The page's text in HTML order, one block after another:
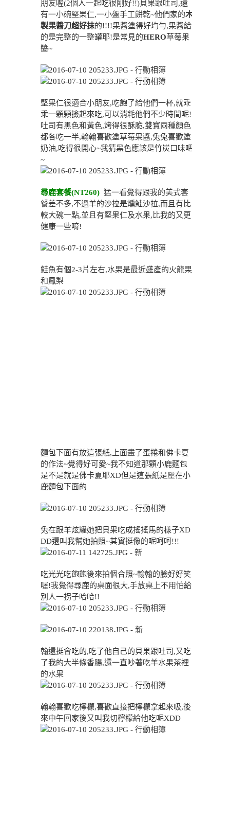
朋友喔(2個人一起吃很剛好!!)貝果跟吐司,還
有一小碗堅果仁,一小盤手工餅乾~他們家的木
製果醬刀超好抹的!!!!果醬塗得好均勻,果醬給
的是完整的一整罐耶!是常見的HERO草莓果
醬~
堅果仁很適合小朋友,吃飽了給他們一杯,就乖
乖一顆顆撿起來吃,可以消耗他們不少時間呢!
吐司有黑色和黃色,烤得很酥脆,雙寶兩種顏色
都各吃一半,翰翰喜歡塗草莓果醬,兔兔喜歡塗
奶油,吃得很開心~我猜黑色應該是竹炭口味吧
~
尋鹿套餐(NT260) 猛一看覺得跟我的美式套
餐差不多,不過羊的沙拉是燻鮭沙拉,而且有比
較大碗一點,並且有堅果仁及水果,比我的又更
健康一些唷!
鮭魚有個2-3片左右,水果是最近盛產的火龍果
和鳳梨
麵包下面有放這張紙,上面畫了蛋捲和佛卡夏
的作法~覺得好可愛~我不知道那顆小鹿麵包
是不是就是佛卡夏耶XD但是這張紙是壓在小
鹿麵包下面的
兔在跟羊炫耀她把貝果吃成搖搖馬的樣子XD
DD還叫我幫她拍照~其實挺像的呢呵呵!!!
吃光光吃飽飽後來拍個合照~翰翰的臉好好笑
喔!我覺得尋鹿的桌面很大,手放桌上不用怕給
別人一拐子哈哈!!
翰還挺會吃的,吃了他自己的貝果跟吐司,又吃
了我的大半條香腸,還一直吵著吃羊水果茶裡
的水果
翰翰喜歡吃檸檬,喜歡直接把檸檬拿起來吸,後
來中午回家後又叫我切檸檬給他吃呢XDD